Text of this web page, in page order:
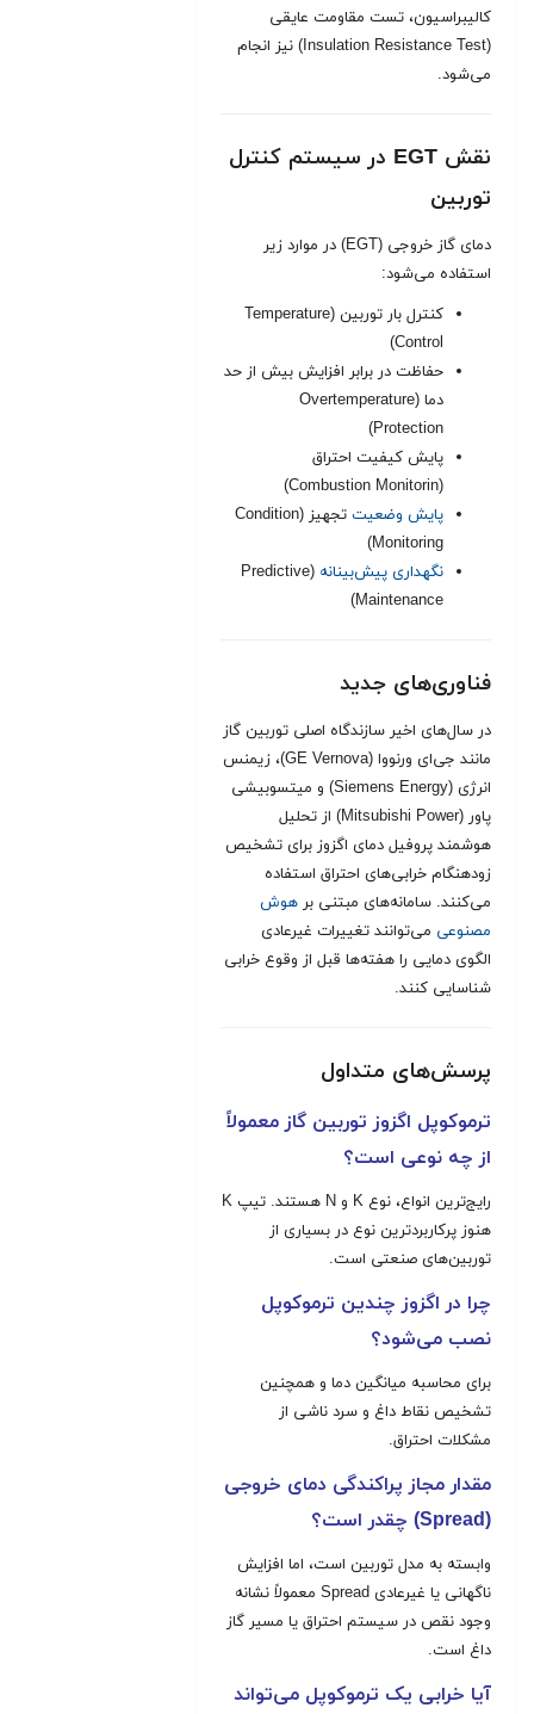
کالیبراسیون، تست مقاومت عایقی
(Insulation Resistance Test) نیز انجام
می‌شود.
نقش EGT در سیستم کنترل
توربین
دمای گاز خروجی (EGT) در موارد زیر
استفاده می‌شود:
کنترل بار توربین (Temperature
Control)
حفاظت در برابر افزایش بیش از حد
دما (Overtemperature
Protection)
پایش کیفیت احتراق
(Combustion Monitorin)
پایش وضعیت
تجهیز (Condition
Monitoring)
نگهداری پیش‌بینانه (Predictive
Maintenance)
فناوری‌های جدید
در سال‌های اخیر سازندگاه اصلی توربین گاز
مانند جی‌ای ورنووا (GE Vernova)، زیمنس
انرژی (Siemens Energy) و میتسوبیشی
پاور (Mitsubishi Power) از تحلیل
هوشمند پروفیل دمای اگزوز برای تشخیص
زودهنگام خرابی‌های احتراق استفاده
می‌کنند. سامانه‌های مبتنی بر هوش
مصنوعی می‌توانند تغییرات غیرعادی
الگوی دمایی را هفته‌ها قبل از وقوع خرابی
شناسایی کنند.
پرسش‌های متداول
ترموکوپل اگزوز توربین گاز معمولاً
از چه نوعی است؟
رایج‌ترین انواع، نوع K‌ و N هستند. تیپ K
هنوز پرکاربردترین نوع در بسیاری از
توربین‌های صنعتی است.
چرا در اگزوز چندین ترموکوپل
نصب می‌شود؟
برای محاسبه میانگین دما و همچنین
تشخیص نقاط داغ و سرد ناشی از
مشکلات احتراق.
مقدار مجاز پراکندگی دمای خروجی
(Spread) چقدر است؟
وابسته به مدل توربین است، اما افزایش
ناگهانی یا غیرعادی Spread معمولاً نشانه
وجود نقص در سیستم احتراق یا مسیر گاز
داغ است.
آیا خرابی یک ترموکوپل می‌تواند